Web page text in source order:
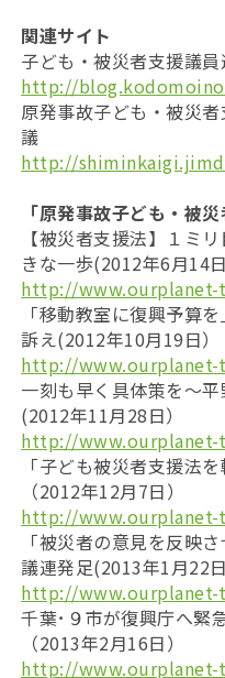
関連サイト
子ども・被災者支援議員
http://
原発事故子ども・被災
議
http://
「原発事故子ども・被
【被災者支援法】１ミ
きな一歩(2012年6月14日
http://www.ourplanet-
「移動教室に復興予算
訴え(2012年10月19日）
http://www.ourplanet-
一刻も早く具体策を～
(2012年11月28日）
http://www.ourplanet-
「子ども被災者支援法
（2012年12月7日）
http://www.ourplanet-
「被災者の意見を反映
議連発足(2013年1月22日
http://www.ourplanet-
千葉･９市が復興庁へ緊
（2013年2月16日）
http://www.ourplanet-